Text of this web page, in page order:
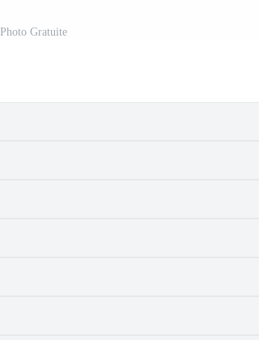
Gratuite